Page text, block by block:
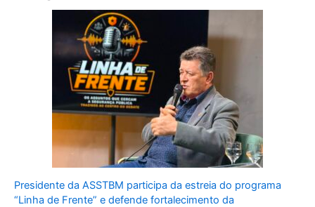
Presidente da ASSTBM participa da estreia do programa
“Linha de Frente” e defende fortalecimento da